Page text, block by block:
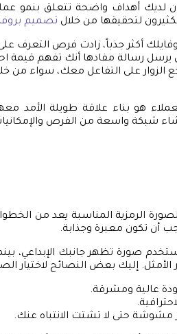
لديك أهداف واضحة تتعلق بنمو
لتحقيقها من خلال تصميم
أكثر جذباً، زادت فرص التعرف
يرسل رسالة مفادها أنك تفهم قيمة
الزوار على التفاعل معك، سواء من
هو بناء علاقة طويلة الأمد
شبكة واسعة من الفرص
الصورة الرمزية المناسبة يعد من
أن تكون معبرة وجذابة.
صورة تظهر جانبك الإبداعي،
إليك بعض النصائح لاختيار
عالية ومشرقة.
مشوشة حتى لا تشتت الانتباه عنك.